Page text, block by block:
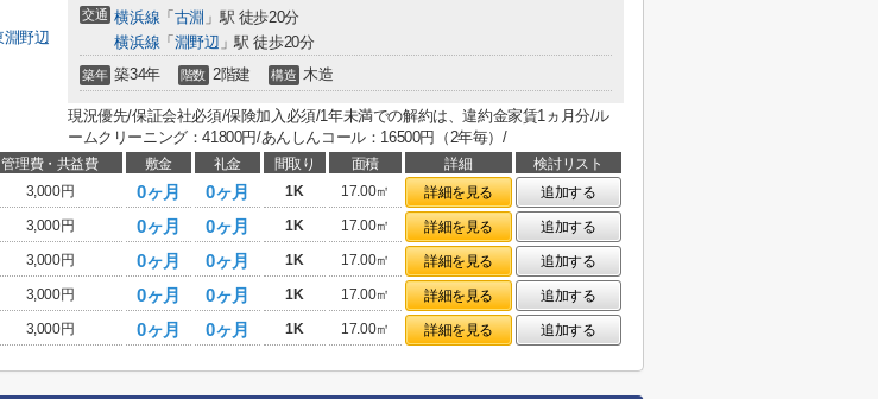
交通 横浜線 「 古淵 」駅 徒歩20分
横浜線 「 淵野辺 」駅 徒歩20分
築年 築34年 階数 2階建 構造 木造
現況優先/保証会社必須/保険加入必須/1年未満での解約は、違約金家賃1ヵ月分/ル
ームクリーニング：41800円/あんしんコール：16500円（2年毎）/
管理費・共益費 敷金 礼金 間取り 面積 詳細
検討リスト
3,000円 0ヶ月 0ヶ月 1K 17.00㎡ 詳細を見る
追加する
3,000円 0ヶ月 0ヶ月 1K 17.00㎡ 詳細を見る
追加する
3,000円 0ヶ月 0ヶ月 1K 17.00㎡ 詳細を見る
追加する
3,000円 0ヶ月 0ヶ月 1K 17.00㎡ 詳細を見る
追加する
3,000円 0ヶ月 0ヶ月 1K 17.00㎡ 詳細を見る 追加する